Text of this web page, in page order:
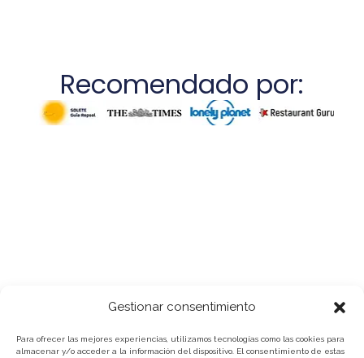
Gestionar consentimiento
Para ofrecer las mejores experiencias, utilizamos tecnologías como las cookies para
almacenar y/o acceder a la información del dispositivo. El consentimiento de estas
Recomendado por: